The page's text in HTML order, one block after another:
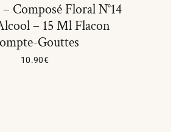
Composé Floral N°14
– 15 Ml Flacon
Gouttes
10.90€